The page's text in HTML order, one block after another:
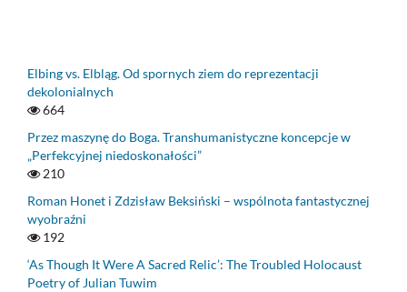
Elbing vs. Elbląg. Od spornych ziem do reprezentacji
dekolonialnych
664
Przez maszynę do Boga. Transhumanistyczne koncepcje w
„Perfekcyjnej niedoskonałości”
210
Roman Honet i Zdzisław Beksiński – wspólnota fantastycznej
wyobraźni
192
‘As Though It Were A Sacred Relic’: The Troubled Holocaust
Poetry of Julian Tuwim